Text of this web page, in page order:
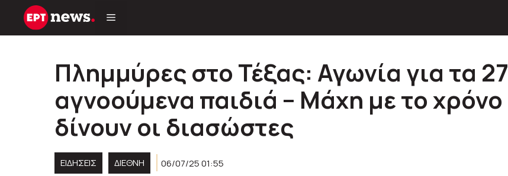
Μετάβαση
Πλημμύρες στο Τέξας: Αγωνία για τα 27
αγνοούμενα παιδιά – Μάχη με το χρόνο
δίνουν οι διασώστες
ΕΙΔΗΣΕΙΣ ΔΙΕΘΝΗ 06/07/25 01:55